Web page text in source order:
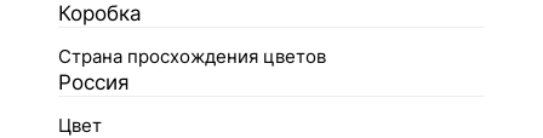
Коробка
Страна просхождения цветов
Россия
Цвет